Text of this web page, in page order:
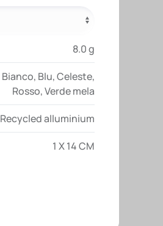
8.0 g
Bianco, Blu,Celeste,
Rosso,Verde mela
Recycled alluminium
1 X 14 CM